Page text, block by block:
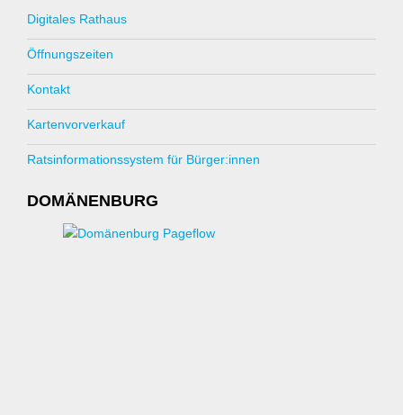
Digitales Rathaus
Öffnungszeiten
Kontakt
Kartenvorverkauf
Ratsinformationssystem für Bürger:innen
DOMÄNENBURG